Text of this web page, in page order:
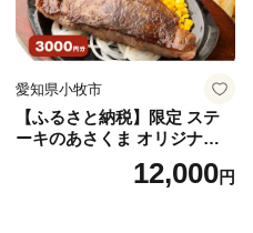
愛知県小牧市
【ふるさと納税】限定 ステ
ーキのあさくま オリジナル
お食事券 3000円 お好きなメ
ニュー 好きなだけ コーンス
12,000円